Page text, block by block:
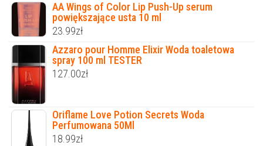
AA Wings of Color Lip Push-Up serum
powiększające usta 10 ml
23.99zł
Azzaro pour Homme Elixir Woda toaletowa
spray 100 ml TESTER
127.00zł
Oriflame Love Potion Secrets Woda
Perfumowana 50Ml
18.99zł